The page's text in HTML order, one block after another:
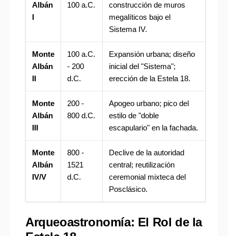
Albán
I
100 a.C.
construcción de muros
megalíticos bajo el
Sistema IV.
Monte
Albán
II
100 a.C.
- 200
d.C.
Expansión urbana; diseño
inicial del "Sistema";
erección de la Estela 18.
Monte
Albán
III
200 -
800 d.C.
Apogeo urbano; pico del
estilo de "doble
escapulario" en la fachada.
Monte
Albán
IV/V
800 -
1521
d.C.
Declive de la autoridad
central; reutilización
ceremonial mixteca del
Posclásico.
Arqueoastronomía: El Rol de la